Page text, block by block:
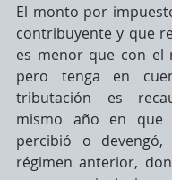
El monto por
contribuyente y que
es menor que con el
pero tenga en
tributación es
mismo año en que
percibió o
régimen anterior,